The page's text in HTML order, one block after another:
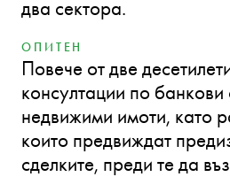
два сектора.
ОПИТЕН
Повече от две
консултации по банкови
недвижими имоти, като
които предвиждат
сделките, преди те да